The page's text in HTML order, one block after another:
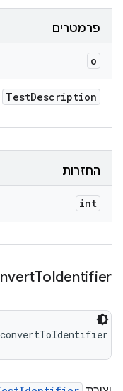
פרמטרים
o
TestDescription
החזרות
int
ToIdentifier
convertToIdentifier (